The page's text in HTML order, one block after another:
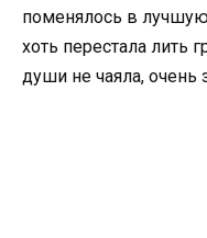
поменялось в
хоть перестала лить
души не чаяла, очень